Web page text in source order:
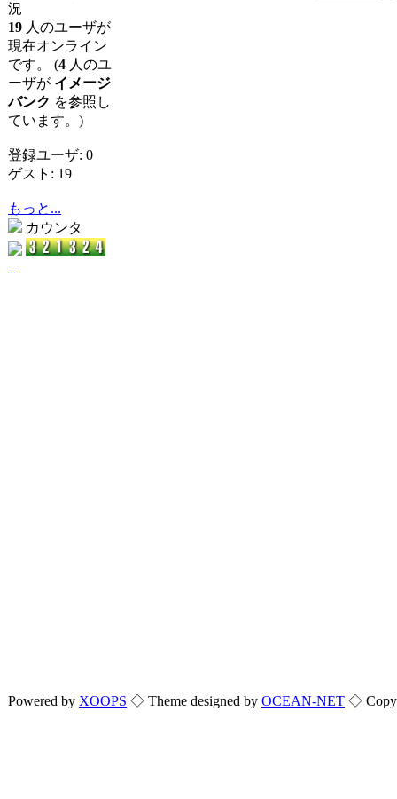
況
19 人のユーザが
現在オンライン
です。 (4 人のユ
ーザが イメージ
バンク を参照し
ています。)
登録ユーザ: 0
ゲスト: 19
もっと...
カウンタ
Powered by XOOPS ◇ Theme designed by OCEAN-NET ◇